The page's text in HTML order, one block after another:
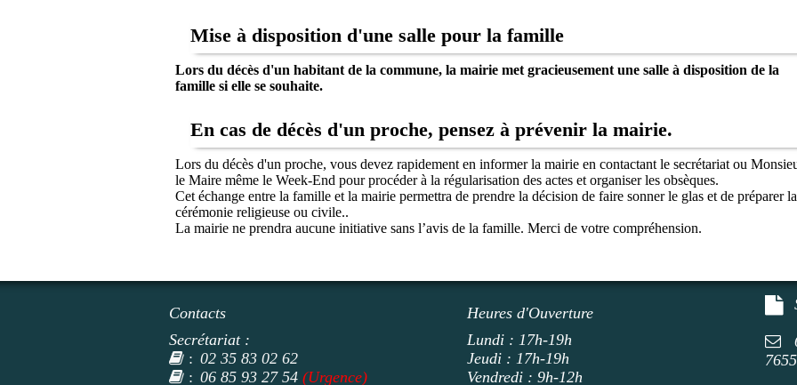
Mise à disposition d'une salle pour la famille
Lors du décès d'un habitant de la commune, la mairie met gracieusement une salle à disposition de la
famille si elle se souhaite.
En cas de décès d'un proche, pensez à prévenir la mairie.
Lors du décès d'un proche, vous devez rapidement en informer la mairie en contactant le secrétariat ou
le Maire même le Week-End pour procéder à la régularisation des actes et organiser les obsèques.
Cet échange entre la famille et la mairie permettra de prendre la décision de faire sonner le glas et de préparer la
cérémonie religieuse ou civile..
La mairie ne prendra aucune initiative sans l’avis de la famille. Merci de votre compréhension.
Contacts
Secrétariat :
: 02 35 83 02 62
: 06 85 93 27 54 (Urgence)
Heures d'Ouverture
Lundi : 17h-19h
Jeudi : 17h-19h
Vendredi : 9h-12h